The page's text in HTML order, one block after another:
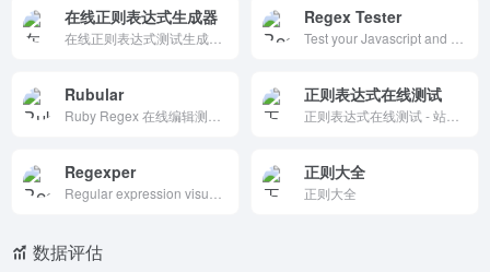
在线正则表达式生成器 Regex Tester
Rubular 正则表达式在线测试
Regexper 正则大全
正则大全
数据评估